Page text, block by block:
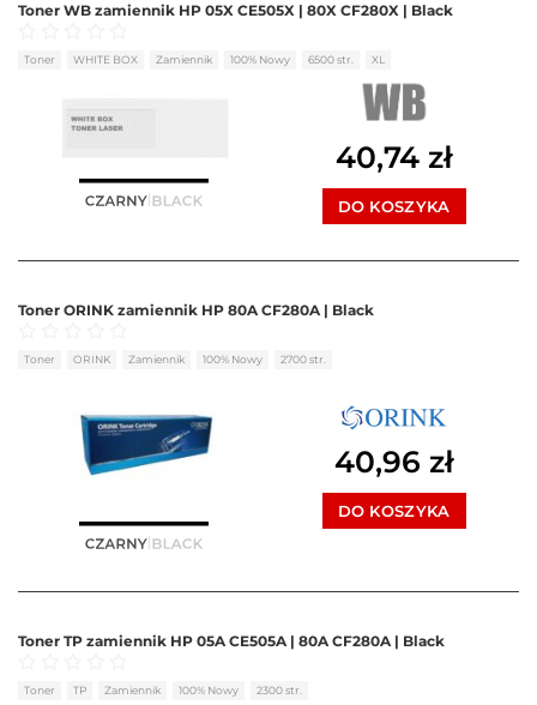
Toner WB zamiennik HP 05X CE505X | 80X CF280X | Black
Oceniono0 na 5
Toner WHITE BOX Zamiennik 100% Nowy 6500 str. XL
40,74 zł
DO KOSZYKA
Toner ORINK zamiennik HP 80A CF280A | Black
Oceniono 0na 5
Toner ORINK Zamiennik 100% Nowy 2700 str.
40,96 zł
DO KOSZYKA
Toner TP zamiennik HP 05A CE505A | 80A CF280A | Black
Oceniono0na 5
Toner TP Zamiennik 100% Nowy 2300 str.